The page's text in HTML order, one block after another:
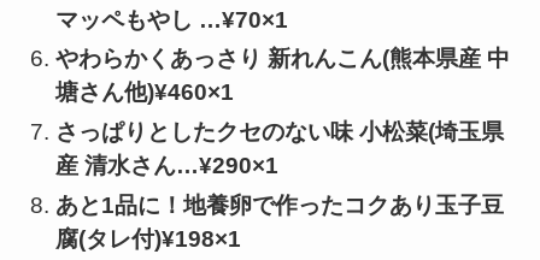
マッペもやし …¥70×1
やわらかくあっさり 新れんこん(熊本県産 中
塘さん他)¥460×1
さっぱりとしたクセのない味 小松菜(埼玉県
産 清水さん…¥290×1
あと1品に！地養卵で作ったコクあり玉子豆
腐(タレ付)¥198×1